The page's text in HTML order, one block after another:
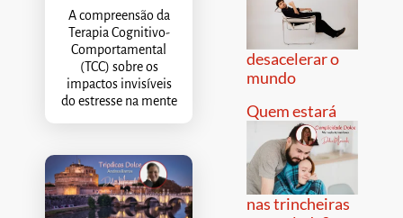
A compreensão da
Terapia Cognitivo-
Comportamental
(TCC) sobre os
impactos invisíveis
do estresse na mente
desacelerar o
mundo
Quem estará
nas trincheiras